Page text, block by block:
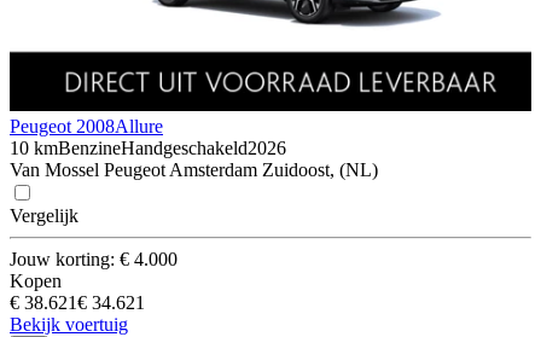
Peugeot 2008Allure
10 kmBenzineHandgeschakeld2026
Van Mossel Peugeot Amsterdam Zuidoost, (NL)
Vergelijk
Jouw korting: € 4.000
Kopen
€ 38.621€ 34.621
Bekijk voertuig